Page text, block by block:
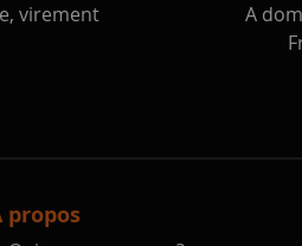
virement
A
propos